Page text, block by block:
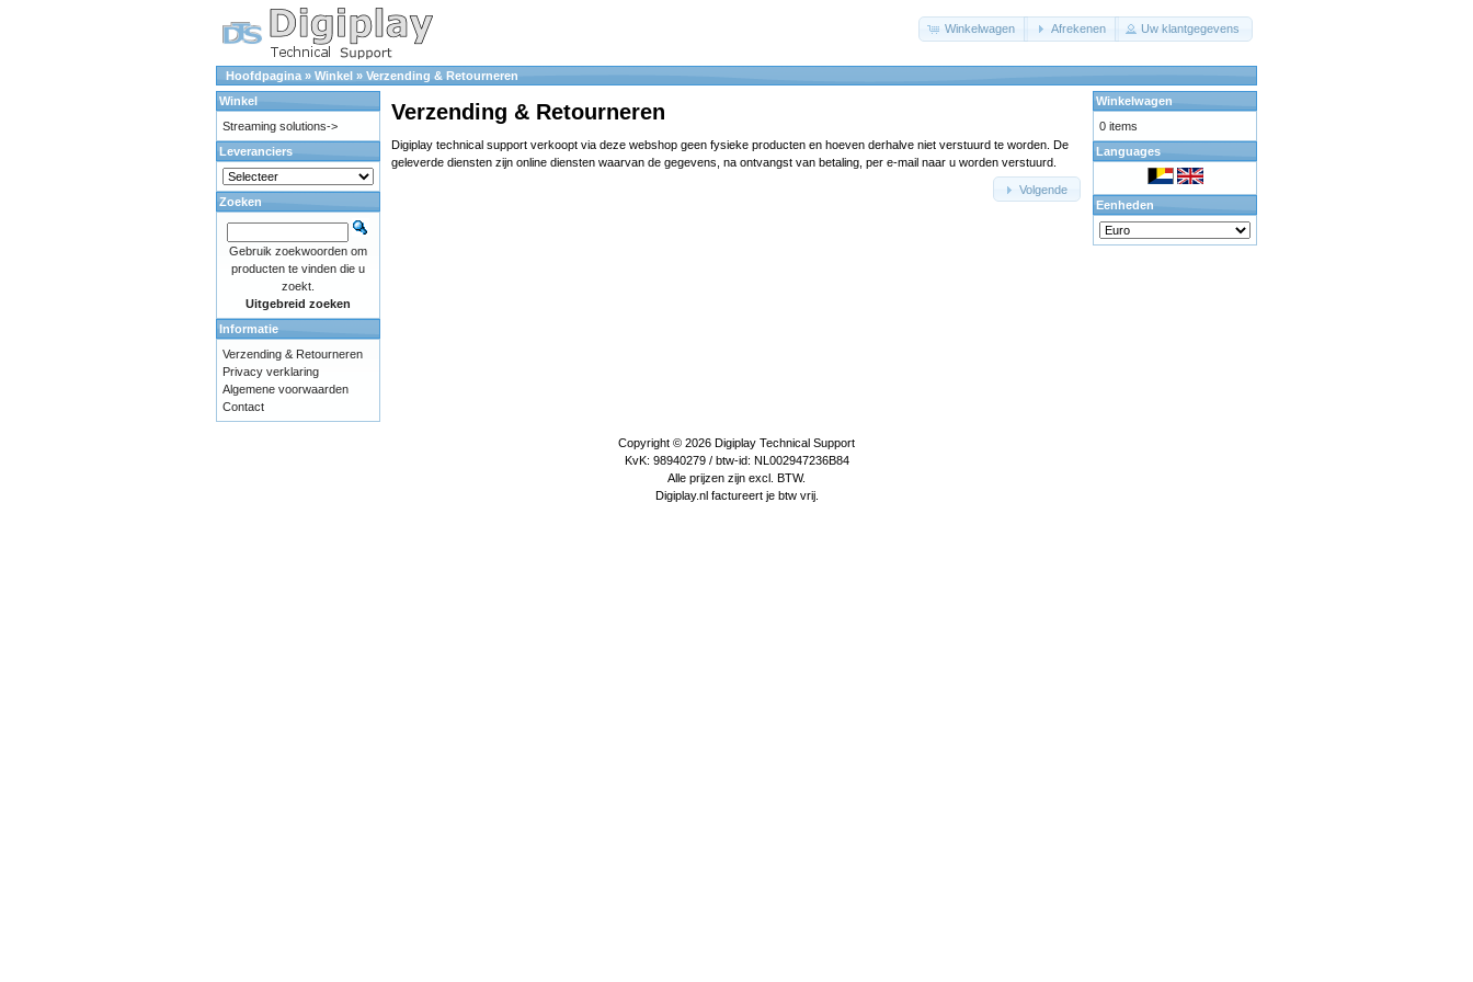
Winkelwagen Afrekenen Uw klantgegevens
Hoofdpagina » Winkel » Verzending & Retourneren
Verzending & Retourneren
Digiplay technical support verkoopt via deze webshop geen fysieke producten en hoeven derhalve niet verstuurd te worden. De
geleverde diensten zijn online diensten waarvan de gegevens, na ontvangst van betaling, per e-mail naar u worden verstuurd.
Volgende
Winkel
Streaming solutions->
Leveranciers
Zoeken
Gebruik zoekwoorden om
producten te vinden die u
zoekt.
Uitgebreid zoeken
Informatie
Verzending & Retourneren
Privacy verklaring
Algemene voorwaarden
Contact
Winkelwagen
0 items
Languages
Eenheden
Copyright © 2026 Digiplay Technical Support
KvK: 98940279 / btw-id: NL002947236B84
Alle prijzen zijn excl. BTW.
Digiplay.nl factureert je btw vrij.